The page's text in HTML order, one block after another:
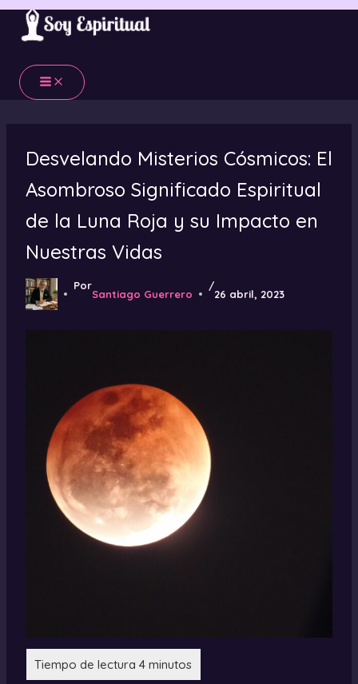
Ir
contenido
Desvelando Misterios Cósmicos: El
Asombroso Significado Espiritual
de la Luna Roja y su Impacto en
Nuestras Vidas
Por
Santiago Guerrero
/
26 abril, 2023